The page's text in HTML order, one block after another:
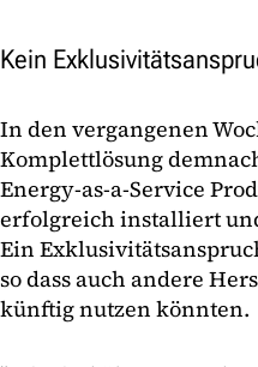
Kein
In den vergangenen
Komplettlösung
Energy-as-a-Service
erfolgreich installiert
Ein
so dass auch andere
künftig nutzen könnten.